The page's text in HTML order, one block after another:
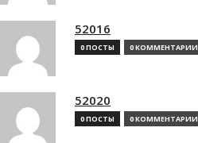
52016
0 ПОСТЫ 0 КОММЕНТАРИИ
52020
0 ПОСТЫ 0 КОММЕНТАРИИ